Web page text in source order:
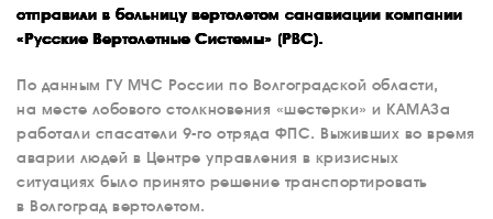
отправили в больницу вертолетом санавиации компании
«Русские Вертолетные Системы» (РВС).
По данным ГУ МЧС России по Волгоградской области,
на месте лобового столкновения «шестерки» и КАМАЗа
работали спасатели 9-го отряда ФПС. Выживших во время
аварии людей в Центре управления в кризисных
ситуациях было принято решение транспортировать
в Волгоград вертолетом.